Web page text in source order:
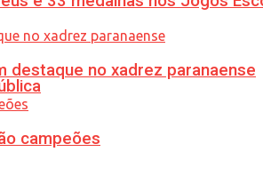
destaque no xadrez paranaense
campeões